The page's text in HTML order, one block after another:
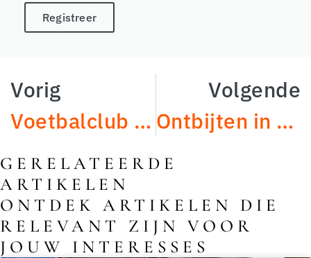
Registreer
Vorig
Voetbalclub Hengelo: De Trots van Twente
Volgende
Ontbijten in Hengelo: De Beste Plekken voor een Heerlijke Start
GERELATEERDE
ARTIKELEN
ONTDEK ARTIKELEN DIE
RELEVANT ZIJN VOOR
JOUW INTERESSES